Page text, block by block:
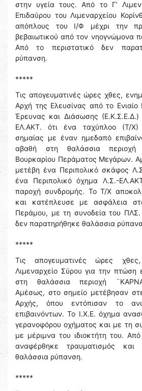
στην υγεία τους. Από το Γ’
Επιδαύρου του Λιμεναρχείου
απόπλους του Ι/Φ μέχρι την
βεβαιωτικού από τον νηογνώμονα
Από το περιστατικό δεν
ρύπανση.
*****
Τις απογευματινές ώρες χθες,
Αρχή της Ελευσίνας από το Ενιαίο
Έρευνας και Διάσωσης (Ε.Κ.Σ.Ε.Δ.)
ΕΛ.ΑΚΤ. ότι ένα ταχύπλοο (Τ/Χ)
σημαίας με έναν ημεδαπό
αβαθή στη θαλάσσια περιοχή
Βουρκαρίου Περάματος Μεγάρων.
μετέβη ένα Περιπολικό σκάφος
ένα Περιπολικό όχημα Λ.Σ.-
παροχή συνδρομής. Το Τ/Χ
και κατέπλευσε με ασφάλεια
Περάμου, με τη συνοδεία του ΠΛΣ.
δεν παρατηρήθηκε θαλάσσια
*****
Τις απογευματινές ώρες
Λιμεναρχείο Σύρου για την πτώση
στη θαλάσσια περιοχή
Αμέσως, στο σημείο μετέβησαν
Αρχής, όπου εντόπισαν το
επιβαινόντων. Το Ι.Χ.Ε. όχημα
γερανοφόρου οχήματος και με τη
με μέριμνα του ιδιοκτήτη του.
αναφέρθηκε τραυματισμός και
θαλάσσια ρύπανση.
*****